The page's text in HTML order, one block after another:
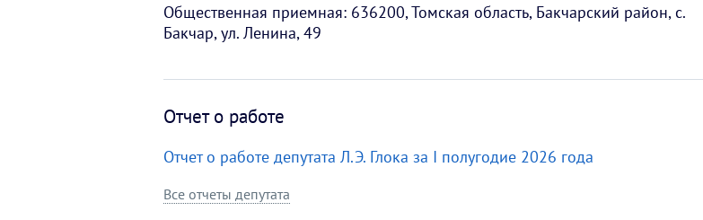
Общественная приемная: 636200, Томская область, Бакчарский район, с.
Бакчар, ул. Ленина, 49
Отчет о работе
Отчет о работе депутата Л.Э. Глока за I полугодие 2026 года
Все отчеты депутата